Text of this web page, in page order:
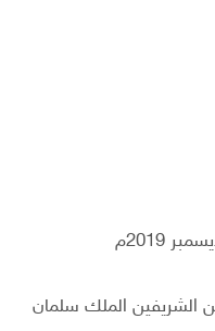
الشريفين الملك سلمان